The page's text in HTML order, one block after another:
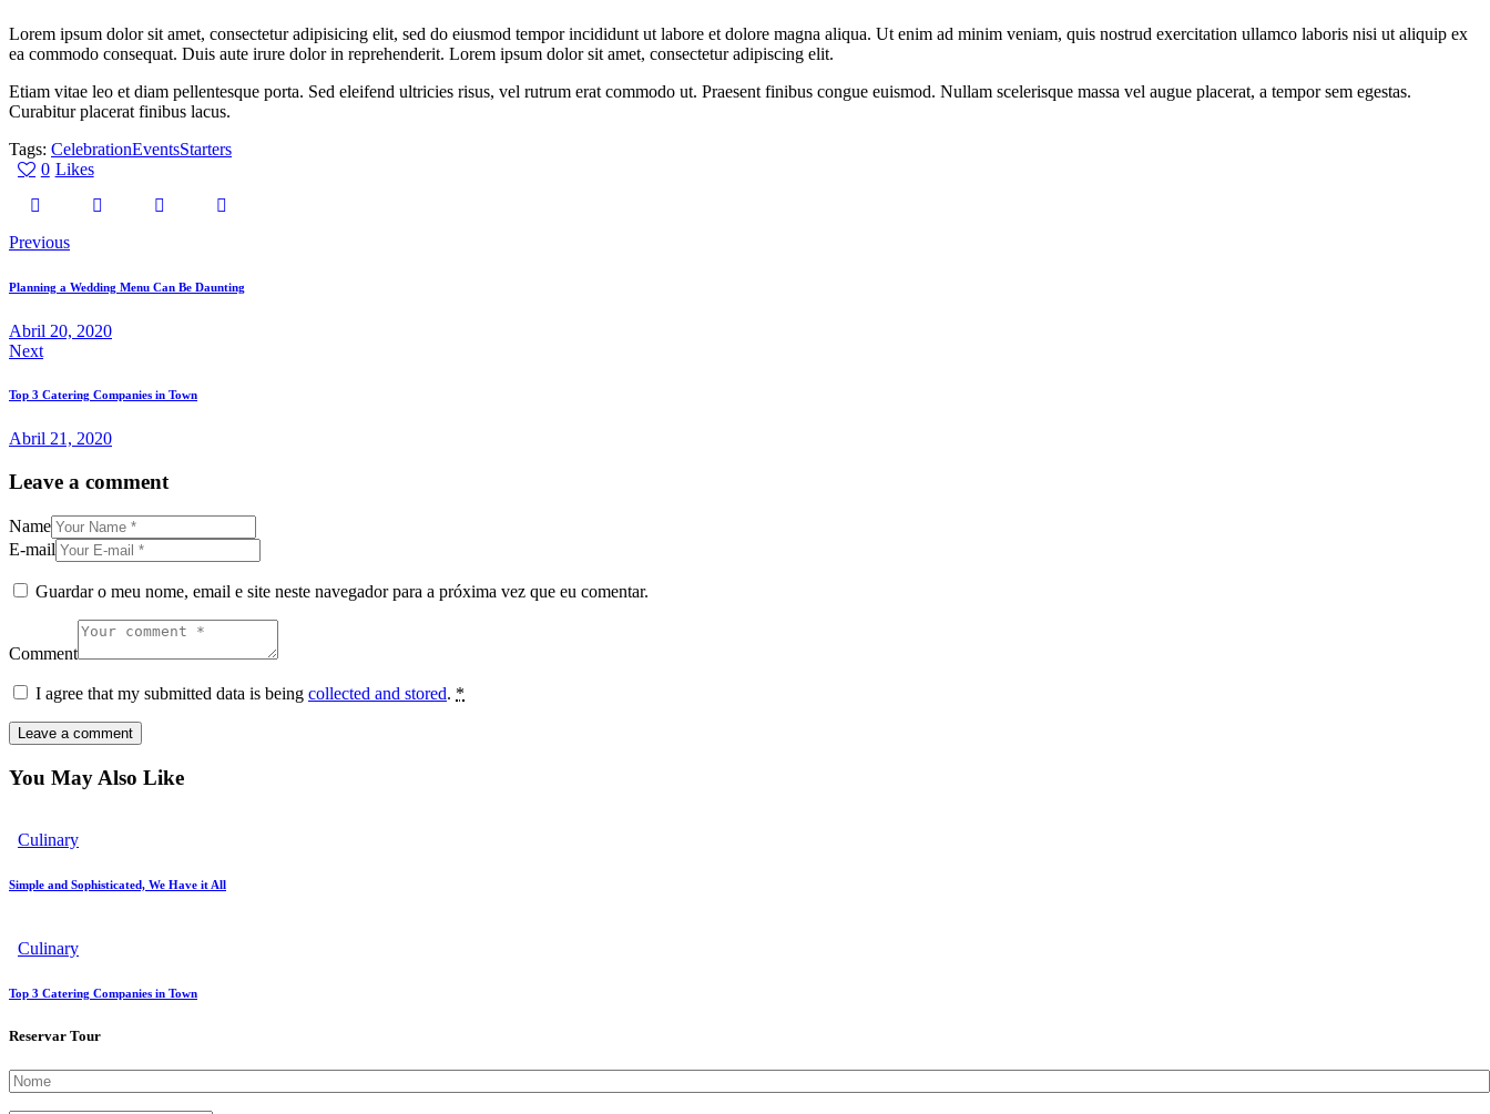
Lorem ipsum dolor sit amet, consectetur adipisicing elit, sed do eiusmod tempor incididunt ut labore et dolore magna aliqua. Ut enim ad minim veniam, quis nostrud exercitation ullamco laboris nisi ut aliquip ex
ea commodo consequat. Duis aute irure dolor in reprehenderit. Lorem ipsum dolor sit amet, consectetur adipiscing elit.
Etiam vitae leo et diam pellentesque porta. Sed eleifend ultricies risus, vel rutrum erat commodo ut. Praesent finibus congue euismod. Nullam scelerisque massa vel augue placerat, a tempor sem egestas.
Curabitur placerat finibus lacus.
Tags: CelebrationEventsStarters
0 Likes
Previous
Planning a Wedding Menu Can Be Daunting
Abril 20, 2020
Next
Top 3 Catering Companies in Town
Abril 21, 2020
Leave a comment
Name
E-mail
Guardar o meu nome, email e site neste navegador para a próxima vez que eu comentar.
Comment
I agree that my submitted data is being collected and stored. *
You May Also Like
Culinary
Simple and Sophisticated, We Have it All
Culinary
Top 3 Catering Companies in Town
Reservar Tour